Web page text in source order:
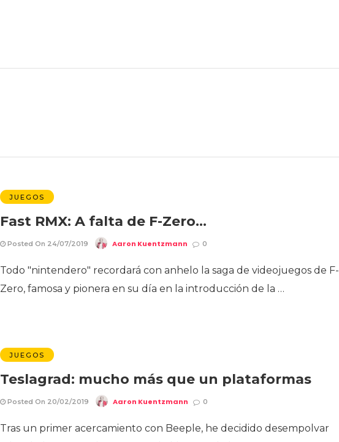
JUEGOS
Fast RMX: A falta de F-Zero…
Posted On 24/07/2019 Aaron Kuentzmann 0
Todo "nintendero" recordará con anhelo la saga de videojuegos de F-
Zero, famosa y pionera en su día en la introducción de la …
JUEGOS
Teslagrad: mucho más que un plataformas
Posted On 20/02/2019 Aaron Kuentzmann 0
Tras un primer acercamiento con Beeple, he decidido desempolvar